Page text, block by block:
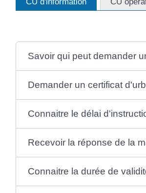
Savoir qui peut demander
Demander un certificat
Connaitre le délai
Recevoir la réponse de la
Connaitre la durée de